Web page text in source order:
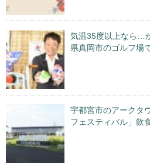
気温35度以上なら…
県真岡市のゴルフ場
宇都宮市のアークタ
フェスティバル」飲